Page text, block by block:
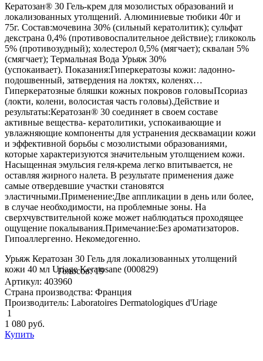
Кератозан® 30 Гель-крем для мозолистых образований и
локализованных утолщений. Алюминиевые тюбики 40г и
75г. Состав:мочевина 30% (сильный кератолитик); сульфат
декстрана 0,4% (противовоспалительное действие); гликоколь
5% (противозудный); холестерол 0,5% (мягчает); сквалан 5%
(смягчает); Термальная Вода Урьяж 30%
(успокаивает). Показания:Гиперкератозы кожи: ладонно-
подошвенный, затвердения на локтях, коленях…
Гиперкератозные бляшки кожных покровов головыПсориаз
(локти, колени, волосистая часть головы).Действие и
результаты:Кератозан® 30 соединяет в своем составе
активные вещества- кератолитики, успокаивающие и
увлажняющие компоненты для устранения десквамации кожи
и эффективной борьбы с мозолистыми образованиями,
которые характеризуются значительным утолщением кожи.
Насыщенная эмульсия геля-крема легко впитывается, не
оставляя жирного налета. В результате применения даже
самые отвердевшие участки становятся
эластичными.Применение:Две аппликации в день или более,
в случае необходимости, на проблемные зоны. На
сверхчувствительной коже может наблюдаться проходящее
ощущение покалывания.Примечание:Без ароматизаторов.
Гипоаллергенно. Некомедогенно.
Урьяж Кератозан 30 Гель для локализованных утолщений
кожи 40 мл Uriage Keratosane (000829)
Голосов: 19
Артикул: 403960
Страна производства: Франция
Производитель: Laboratoires Dermatologiques d'Uriage
1
1 080 руб.
Купить